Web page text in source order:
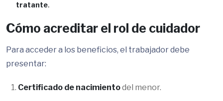
tratante.
Cómo acreditar el rol de cuidador
Para acceder a los beneficios, el trabajador debe
presentar:
Certificado de nacimientodel menor.